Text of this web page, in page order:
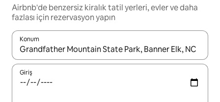
Airbnb'de benzersiz kiralık tatil yerleri, evler ve daha
fazlası için rezervasyon yapın
Konum
Sonuçlar kullanılabilir olduğunda yukarı ve aşağı oklarıyla
Giriş